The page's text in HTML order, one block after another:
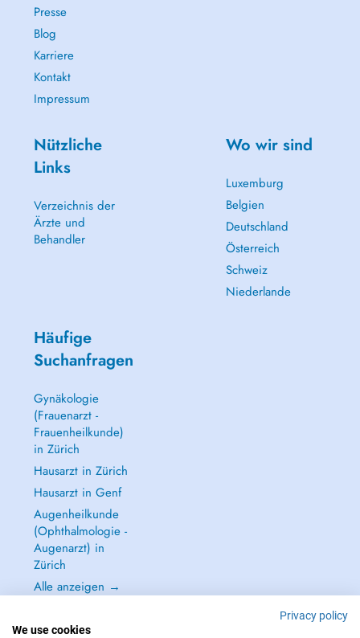
Presse
Blog
Karriere
Kontakt
Impressum
Nützliche
Links
Verzeichnis der
Ärzte und
Behandler
Wo wir sind
Luxemburg
Belgien
Deutschland
Österreich
Schweiz
Niederlande
Häufige
Suchanfragen
Gynäkologie
(Frauenarzt -
Frauenheilkunde)
in Zürich
Hausarzt in Zürich
Hausarzt in Genf
Augenheilkunde
(Ophthalmologie -
Augenarzt) in
Zürich
Alle anzeigen →
Privacy policy
We use cookies